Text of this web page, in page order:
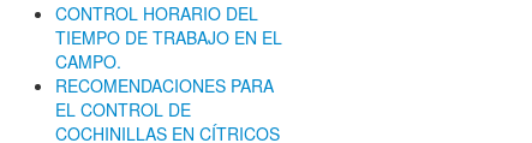
CONTROL HORARIO DEL
TIEMPO DE TRABAJO EN EL
CAMPO.
RECOMENDACIONES PARA
EL CONTROL DE
COCHINILLAS EN CÍTRICOS